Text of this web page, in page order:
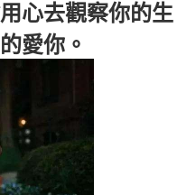
心去觀察你的生
愛你。